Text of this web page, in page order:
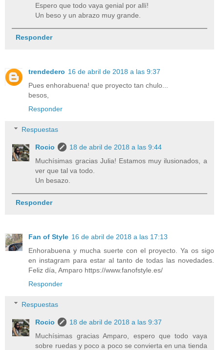
Espero que todo vaya genial por allí!
Un beso y un abrazo muy grande.
Responder
trendedero 16 de abril de 2018 a las 9:37
Pues enhorabuena! que proyecto tan chulo...
besos,
Responder
Respuestas
Rocio
18 de abril de 2018 a las 9:44
Muchísimas gracias Julia! Estamos muy ilusionados, a
ver que tal va todo.
Un besazo.
Responder
Fan of Style 16 de abril de 2018 a las 17:13
Enhorabuena y mucha suerte con el proyecto. Ya os sigo
en instagram para estar al tanto de todas las novedades.
Feliz día, Amparo https://www.fanofstyle.es/
Responder
Respuestas
Rocio
18 de abril de 2018 a las 9:37
Muchísimas gracias Amparo, espero que todo vaya
sobre ruedas y poco a poco se convierta en una tienda